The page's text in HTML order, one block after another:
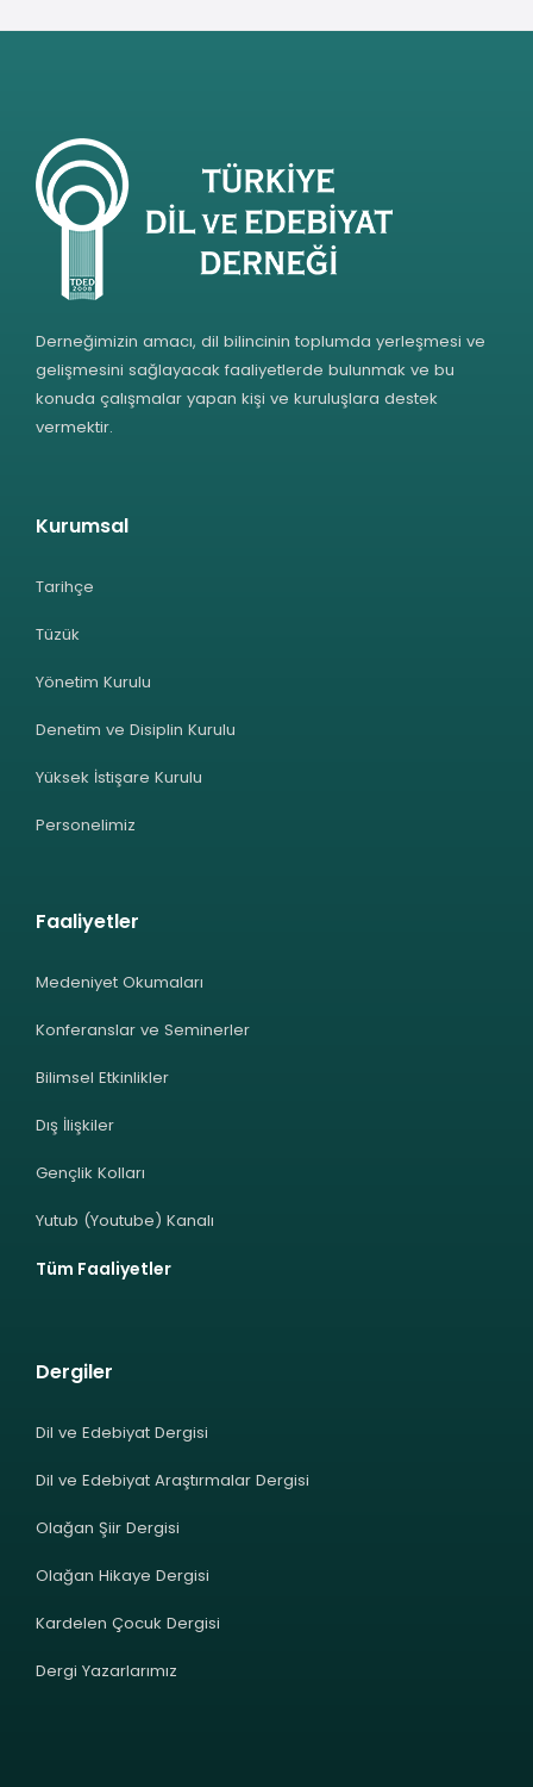
Derneğimizin amacı, dil bilincinin toplumda yerleşmesi ve
gelişmesini sağlayacak faaliyetlerde bulunmak ve bu
konuda çalışmalar yapan kişi ve kuruluşlara destek
vermektir.
Kurumsal
Tarihçe
Tüzük
Yönetim Kurulu
Denetim ve Disiplin Kurulu
Yüksek İstişare Kurulu
Personelimiz
Faaliyetler
Medeniyet Okumaları
Konferanslar ve Seminerler
Bilimsel Etkinlikler
Dış İlişkiler
Gençlik Kolları
Yutub (Youtube) Kanalı
Tüm Faaliyetler
Dergiler
Dil ve Edebiyat Dergisi
Dil ve Edebiyat Araştırmalar Dergisi
Olağan Şiir Dergisi
Olağan Hikaye Dergisi
Kardelen Çocuk Dergisi
Dergi Yazarlarımız